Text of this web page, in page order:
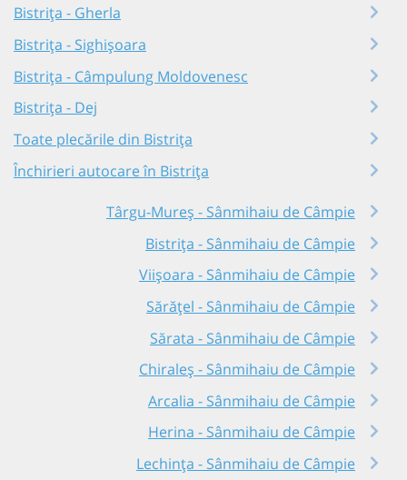
Bistrița - Gherla
Bistrița - Sighișoara
Bistrița - Câmpulung Moldovenesc
Bistrița - Dej
Toate plecările din Bistrița
Închirieri autocare în Bistrița
Târgu-Mureș - Sânmihaiu de Câmpie
Bistrița - Sânmihaiu de Câmpie
Viișoara - Sânmihaiu de Câmpie
Sărățel - Sânmihaiu de Câmpie
Sărata - Sânmihaiu de Câmpie
Chiraleș - Sânmihaiu de Câmpie
Arcalia - Sânmihaiu de Câmpie
Herina - Sânmihaiu de Câmpie
Lechința - Sânmihaiu de Câmpie